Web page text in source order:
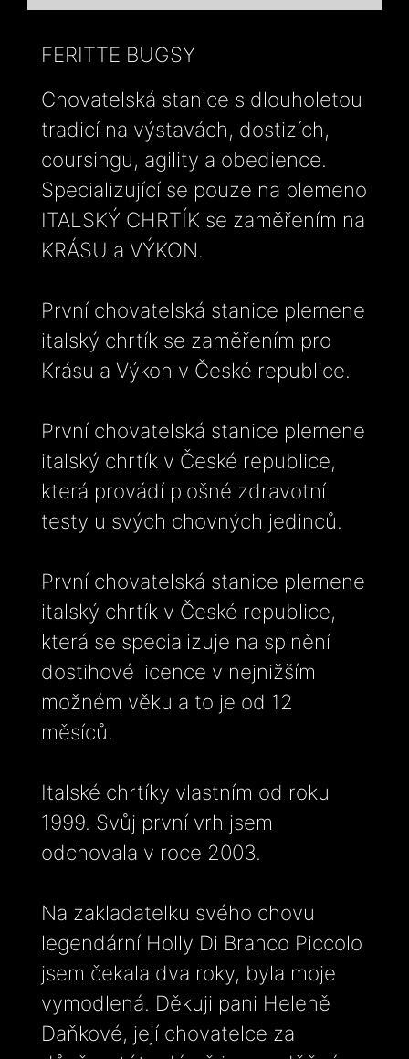
FERITTE BUGSY
Chovatelská stanice s dlouholetou
tradicí na výstavách, dostizích,
coursingu, agility a obedience.
Specializující se pouze na plemeno
ITALSKÝ CHRTÍK se zaměřením na
KRÁSU a VÝKON.
První chovatelská stanice plemene
italský chrtík se zaměřením pro
Krásu a Výkon v České republice.
První chovatelská stanice plemene
italský chrtík v České republice,
která provádí plošné zdravotní
testy u svých chovných jedinců.
První chovatelská stanice plemene
italský chrtík v České republice,
která se specializuje na splnění
dostihové licence v nejnižším
možném věku a to je od 12
měsíců.
Italské chrtíky vlastním od roku
1999. Svůj první vrh jsem
odchovala v roce 2003.
Na zakladatelku svého chovu
legendární Holly Di Branco Piccolo
jsem čekala dva roky, byla moje
vymodlená. Děkuji pani Heleně
Daňkové, její chovatelce za